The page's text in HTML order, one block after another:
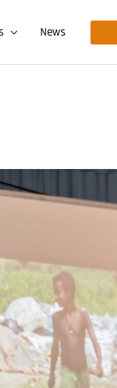
News